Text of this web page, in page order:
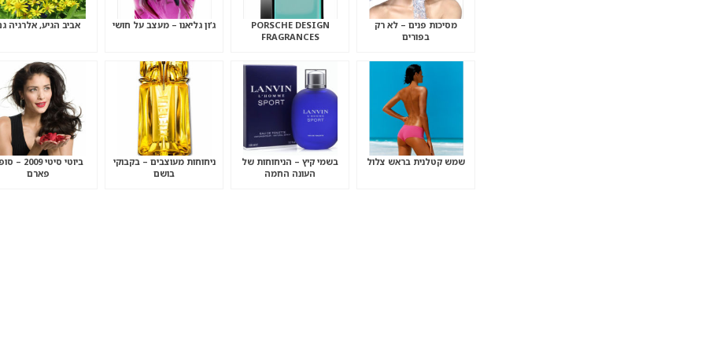
מסיכות פנים – לא רק
בפורים
PORSCHE DESIGN
FRAGRANCES
ג’ון גליאנו – מעצב על חושי אביב הגיע, אלרגיה
שמש קטלנית בראש צלול
בשמי קיץ – הניחוחות של
העונה החמה
ניחוחות מעוצבים – בקבוקי
בושם
ביוטי סיטי
פארם